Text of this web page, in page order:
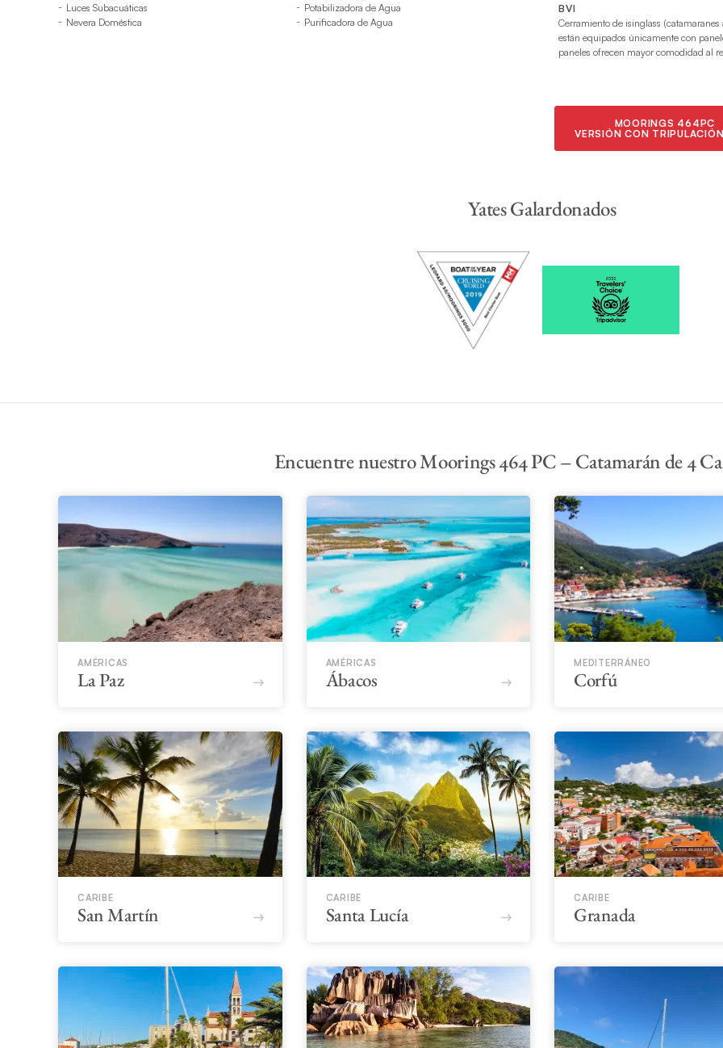
Luces Subacuáticas
Nevera Doméstica
Potabilizadora de Agua
Purificadora de Agua
BVI
Cerramiento de isinglass
están equipados únicamente con
paneles ofrecen mayor comodidad al
MOORINGS 464PC
VERSIÓN CON
Yates Galardonados
Encuentre nuestro Moorings 464 PC – Catamarán de 4
AMÉRICAS
La Paz
AMÉRICAS
Ábacos
MEDITERRÁNEO
Corfú
CARIBE
San Martín
CARIBE
Santa Lucía
CARIBE
Granada